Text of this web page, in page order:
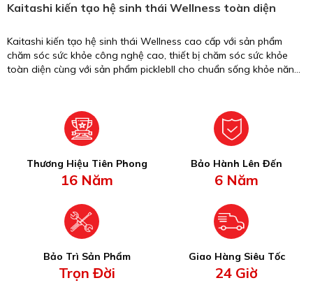
Kaitashi kiến tạo hệ sinh thái Wellness toàn diện
Kaitashi kiến tạo hệ sinh thái Wellness cao cấp với sản phẩm
chăm sóc sức khỏe công nghệ cao, thiết bị chăm sóc sức khỏe
toàn diện cùng với sản phẩm picklebll cho chuẩn sống khỏe năng
Thương Hiệu Tiên Phong
16 Năm
Bảo Hành Lên Đến
6 Năm
Bảo Trì Sản Phẩm
Trọn Đời
Giao Hàng Siêu Tốc
24 Giờ